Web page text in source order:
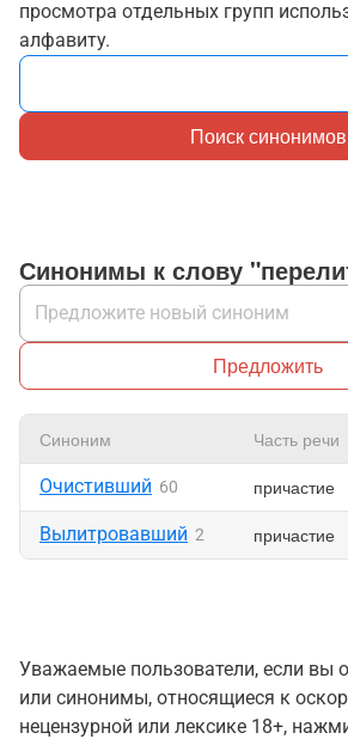
просмотра отдельных групп
алфавиту.
Поиск синонимов
Синонимы к слову
Предложить
Синоним Часть речи
Очистивший 60 причастие
Вылитровавший 2 причастие
Уважаемые пользователи, если вы
или синонимы, относящиеся к
нецензурной или лексике 18+,